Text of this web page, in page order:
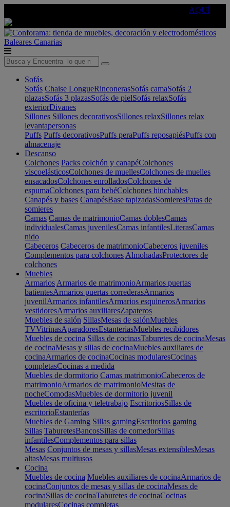
AQUÍ
Baleares Canarias
Sofás
Sofás Chaise LongueRinconerasSofás camaSofás 2
plazasSofás 3 plazasSofás de pielSofás relaxSofás
exteriorDivanes
Sillones Sillones decorativosSillones relaxSillones relax
levantapersonas
Puffs Puffs decorativosPuffs peraPuffs reposapiésPuffs con
almacenaje
Descanso
Colchones Packs colchón y canapéColchones
viscoelásticosColchones de muellesColchones de muelles
ensacadosColchones enrolladosColchones de
espumaColchones para bebéColchones hinchables
Canapés y bases CanapésBase tapizadasSomieresPatas de
somieres
Camas Camas de matrimonioCamas doblesCamas
individualesCamas juvenilesCamas infantilesLiterasCamas
nido
Cabeceros Cabeceros de matrimonioCabeceros juveniles
Complementos para colchones AlmohadasProtectores de
colchones
Muebles
Armarios Armarios de matrimonioArmarios puertas
batientesArmarios puertas correderasArmarios
juvenilArmarios infantilesArmarios esquinerosArmarios
vestidoresArmarios auxiliaresZapateros
Muebles de salón SillasMesas de salónMuebles
TVVitrinasAparadoresEstanteriasMuebles recibidores
Muebles de cocina Sillas de cocinasTaburetes de cocinaMesas
de cocinaMesas y sillas de cocinaMuebles auxiliares de
cocinaArmarios de cocinaCocinas modularesCocinas
completasCocinas a medida
Muebles de dormitorio Camas matrimonioCabeceros de
matrimonioArmarios de matrimonioMesitas de
nocheComodasMuebles de dormitorio juvenil
Muebles de oficina y teletrabajo EscritoriosSillas de
escritorioEstanterías
Muebles de Gaming Sillas gamingEscritorios gaming
Sillas TaburetesBancosSillas de comedorSillas
infantilesComplementos para sillas
Mesas Conjuntos de mesas y sillasMesas extensiblesMesas
altasMesas multiusos
Cocina
Muebles de cocina Muebles auxiliares de cocinaArmarios de
cocinaConjuntos de mesas y sillas de cocinaMesas de
cocinaSillas de cocinaTaburetes de cocinaCocinas
modularesCocinas completas